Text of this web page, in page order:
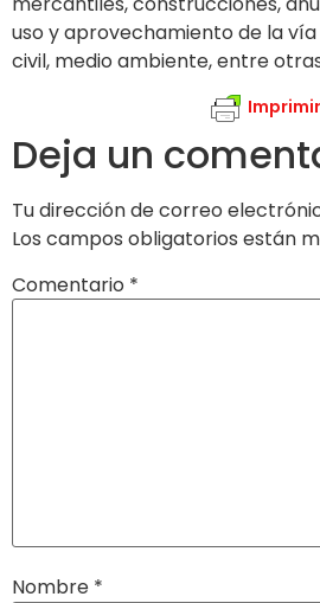
uso y aprovechamiento de la
civil, medio ambiente, entre
Imprimir
Deja un
Tu dirección de correo
Los campos obligatorios están
Comentario *
Nombre *